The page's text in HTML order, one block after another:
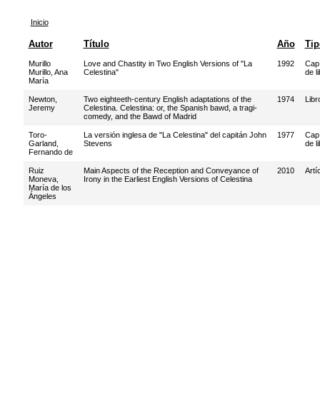
Inicio
Autor Título Año
Murillo
Murillo, Ana
María
Love and Chastity in Two English Versions of "La
Celestina"
1992
de
Newton,
Jeremy
Two eighteeth-century English adaptations of the
Celestina. Celestina: or, the Spanish bawd, a tragi-
comedy, and the Bawd of Madrid
1974
Toro-
Garland,
Fernando de
La versión inglesa de "La Celestina" del capitán John
Stevens
1977
de
Ruiz
Moneva,
María de los
Ángeles
Main Aspects of the Reception and Conveyance of
Irony in the Earliest English Versions of Celestina
2010